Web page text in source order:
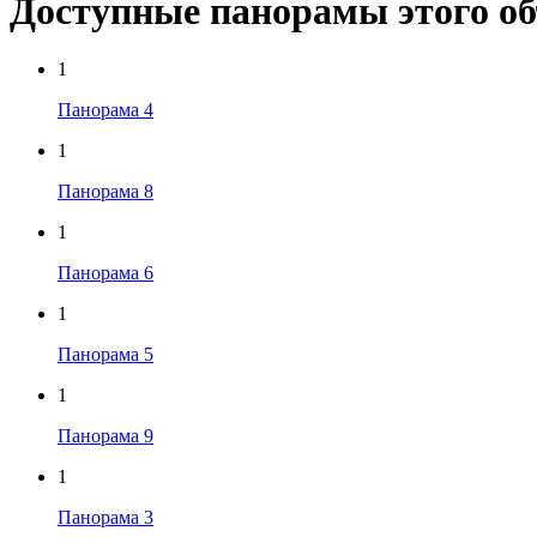
Доступные панорамы этого
1
Панорама 4
1
Панорама 8
1
Панорама 6
1
Панорама 5
1
Панорама 9
1
Панорама 3